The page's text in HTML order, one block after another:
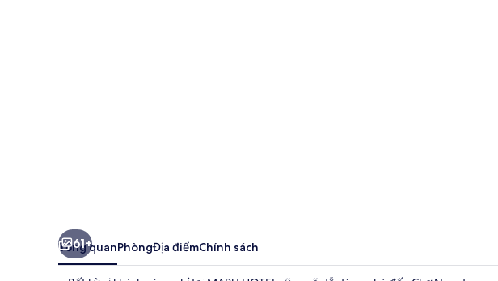
61+
Tổng quanPhòngĐịa điểmChính sách